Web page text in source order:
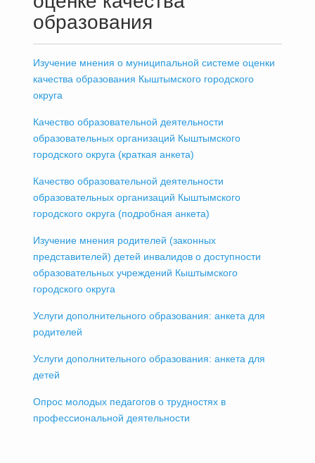
образования
Изучение мнения о муниципальной системе оценки
качества образования Кыштымского городского
округа
Качество образовательной деятельности
образовательных организаций Кыштымского
городского округа (краткая анкета)
Качество образовательной деятельности
образовательных организаций Кыштымского
городского округа (подробная анкета)
Изучение мнения родителей (законных
представителей) детей инвалидов о доступности
образовательных учреждений Кыштымского
городского округа
Услуги дополнительного образования: анкета для
родителей
Услуги дополнительного образования: анкета для
детей
Опрос молодых педагогов о трудностях в
профессиональной деятельности